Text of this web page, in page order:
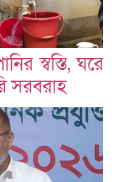
স্বস্তি, ঘরে
সরবরাহ